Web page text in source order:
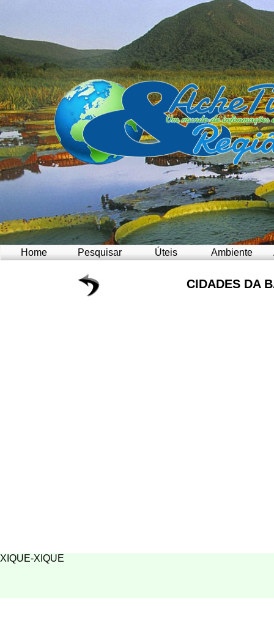
Home Pesquisar Úteis Ambiente
CIDADES DA
XIQUE-XIQUE